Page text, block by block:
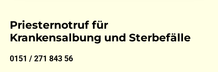
Priesternotruf für
Krankensalbung und Sterbefälle
0151 / 271 843 56